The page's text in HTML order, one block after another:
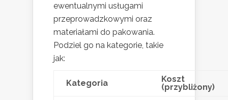
ewentualnymi usługami
przeprowadzkowymi oraz
materiałami do pakowania.
Podziel go na kategorie, takie
jak:
Kategoria
Koszt
(przybliżony)